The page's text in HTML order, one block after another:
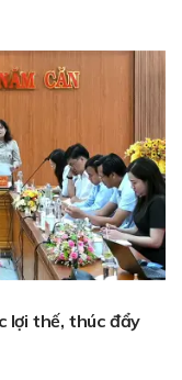
lợi thế, thúc đẩy